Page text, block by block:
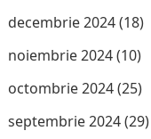
decembrie 2024(18)
noiembrie 2024(10)
octombrie 2024(25)
septembrie 2024(29)